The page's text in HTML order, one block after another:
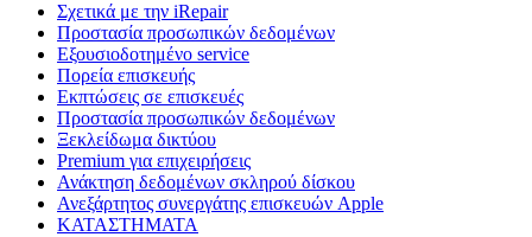
Σχετικά με την iRepair
Προστασία προσωπικών δεδομένων
Εξουσιοδοτημένο service
Πορεία επισκευής
Εκπτώσεις σε επισκευές
Προστασία προσωπικών δεδομένων
Ξεκλείδωμα δικτύου
Premium για επιχειρήσεις
Ανάκτηση δεδομένων σκληρού δίσκου
Ανεξάρτητος συνεργάτης επισκευών Apple
ΚΑΤΑΣΤΗΜΑΤΑ